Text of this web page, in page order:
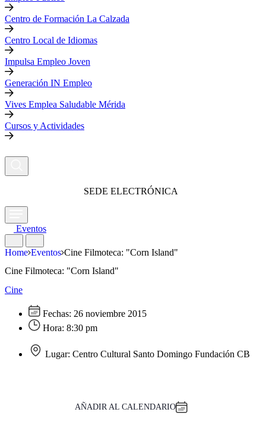
Centro de Formación La Calzada
Centro Local de Idiomas
Impulsa Empleo Joven
Generación IN Empleo
Vives Emplea Saludable Mérida
Cursos y Actividades
SEDE ELECTRÓNICA
Eventos
Home Eventos Cine Filmoteca: "Corn Island"
Cine Filmoteca: "Corn Island"
Cine
Fechas: 26 noviembre 2015
Hora: 8:30 pm
Lugar: Centro Cultural Santo Domingo Fundación CB
AÑADIR AL CALENDARIO